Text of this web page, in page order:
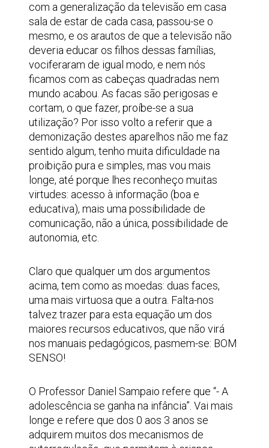
com a generalização da televisão em casa
sala de estar de cada casa, passou-se o
mesmo, e os arautos de que a televisão não
deveria educar os filhos dessas famílias,
vociferaram de igual modo, e nem nós
ficamos com as cabeças quadradas nem
mundo acabou. As facas são perigosas e
cortam, o que fazer, proíbe-se a sua
utilização? Por isso volto a referir que a
demonização destes aparelhos não me faz
sentido algum, tenho muita dificuldade na
proibição pura e simples, mas vou mais
longe, até porque lhes reconheço muitas
virtudes: acesso à informação (boa e
educativa), mais uma possibilidade de
comunicação, não a única, possibilidade de
autonomia, etc.
Claro que qualquer um dos argumentos
acima, tem como as moedas: duas faces,
uma mais virtuosa que a outra. Falta-nos
talvez trazer para esta equação um dos
maiores recursos educativos, que não virá
nos manuais pedagógicos, pasmem-se: BOM
SENSO!
O Professor Daniel Sampaio refere que “- A
adolescência se ganha na infância”. Vai mais
longe e refere que dos 0 aos 3 anos se
adquirem muitos dos mecanismos de